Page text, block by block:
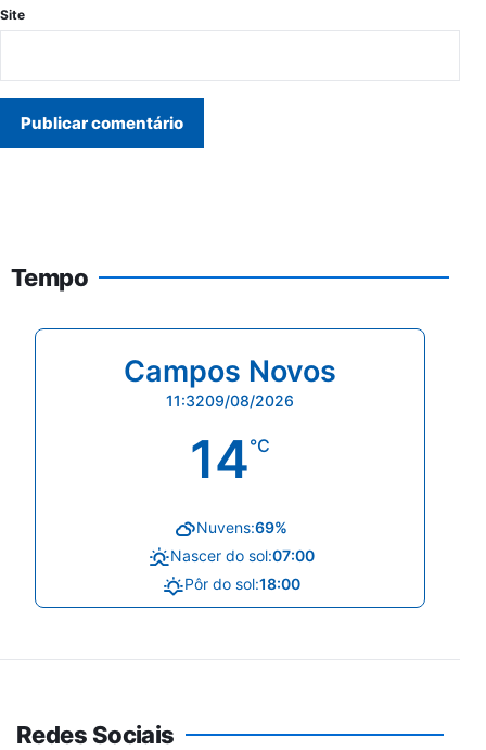
Site
Tempo
Campos Novos
11:3209/08/2026
14°C
Nuvens:69%
Nascer do sol:07:00
Pôr do sol:18:00
Redes Sociais